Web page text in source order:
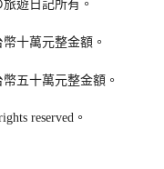
遊日記所有。
十萬元整金額。
五十萬元整金額。
reserved。